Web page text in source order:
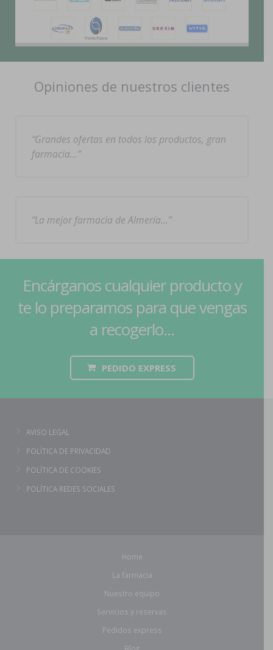
Opiniones de nuestros clientes
Grandes ofertas en todos los productos, gran
farmacia…
La mejor farmacia de Almería…
Encárganos cualquier producto y
te lo preparamos para que vengas
a recogerlo...
PEDIDO EXPRESS
AVISO LEGAL
POLÍTICA DE PRIVACIDAD
POLÍTICA DE COOKIES
POLÍTICA REDES SOCIALES
Home
La farmacia
Nuestro equipo
Servicios y reservas
Pedidos express